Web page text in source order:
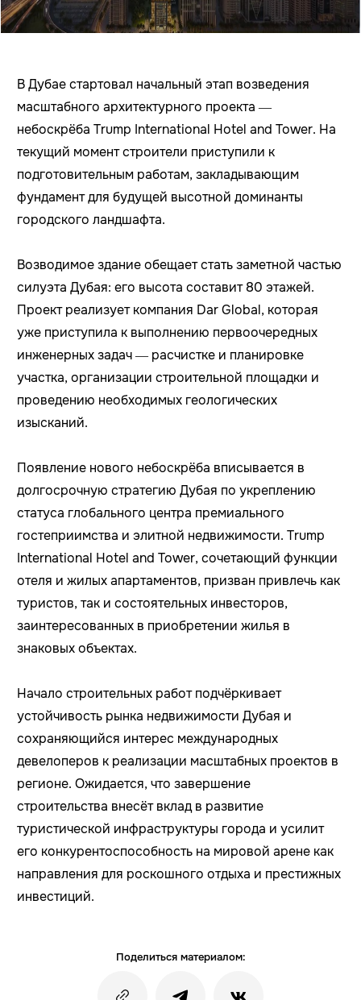
В Дубае стартовал начальный этап возведения
масштабного архитектурного проекта —
небоскрёба Trump International Hotel and Tower. На
текущий момент строители приступили к
подготовительным работам, закладывающим
фундамент для будущей высотной доминанты
городского ландшафта.
Возводимое здание обещает стать заметной частью
силуэта Дубая: его высота составит 80 этажей.
Проект реализует компания Dar Global, которая
уже приступила к выполнению первоочередных
инженерных задач — расчистке и планировке
участка, организации строительной площадки и
проведению необходимых геологических
изысканий.
Появление нового небоскрёба вписывается в
долгосрочную стратегию Дубая по укреплению
статуса глобального центра премиального
гостеприимства и элитной недвижимости. Trump
International Hotel and Tower, сочетающий функции
отеля и жилых апартаментов, призван привлечь как
туристов, так и состоятельных инвесторов,
заинтересованных в приобретении жилья в
знаковых объектах.
Начало строительных работ подчёркивает
устойчивость рынка недвижимости Дубая и
сохраняющийся интерес международных
девелоперов к реализации масштабных проектов в
регионе. Ожидается, что завершение
строительства внесёт вклад в развитие
туристической инфраструктуры города и усилит
его конкурентоспособность на мировой арене как
направления для роскошного отдыха и престижных
инвестиций.
Поделиться материалом: